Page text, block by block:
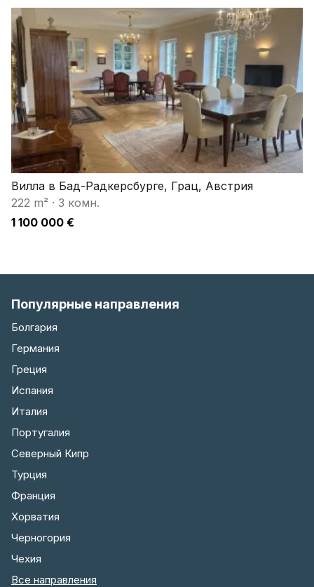
Вилла в Бад-Радкерсбурге, Грац, Австрия
222 m² · 3 комн.
1 100 000 €
Популярные направления
Болгария
Германия
Греция
Испания
Италия
Португалия
Северный Кипр
Турция
Франция
Хорватия
Черногория
Чехия
Все направления